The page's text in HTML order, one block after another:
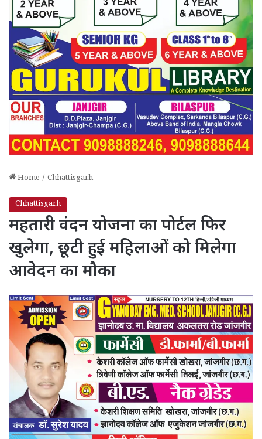
Home / Chhattisgarh
Chhattisgarh
महतारी वंदन योजना का पोर्टल फिर
खुलेगा, छूटी हुई महिलाओं को मिलेगा
आवेदन का मौका